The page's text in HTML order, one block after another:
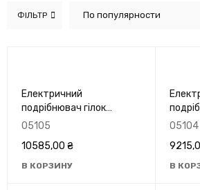
ФІЛЬТР По популярности
Електричний
подрібнювач гілок
PROCRAFT PSL2800
05105
10585,00 ₴
В КОРЗИНУ
05104
В